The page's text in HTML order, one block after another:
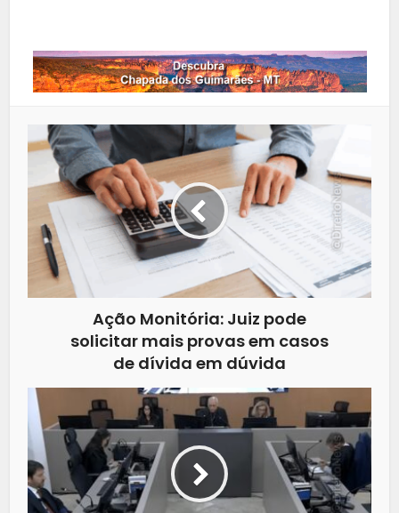
Ação Monitória: Juiz pode
solicitar mais provas em casos
de dívida em dúvida